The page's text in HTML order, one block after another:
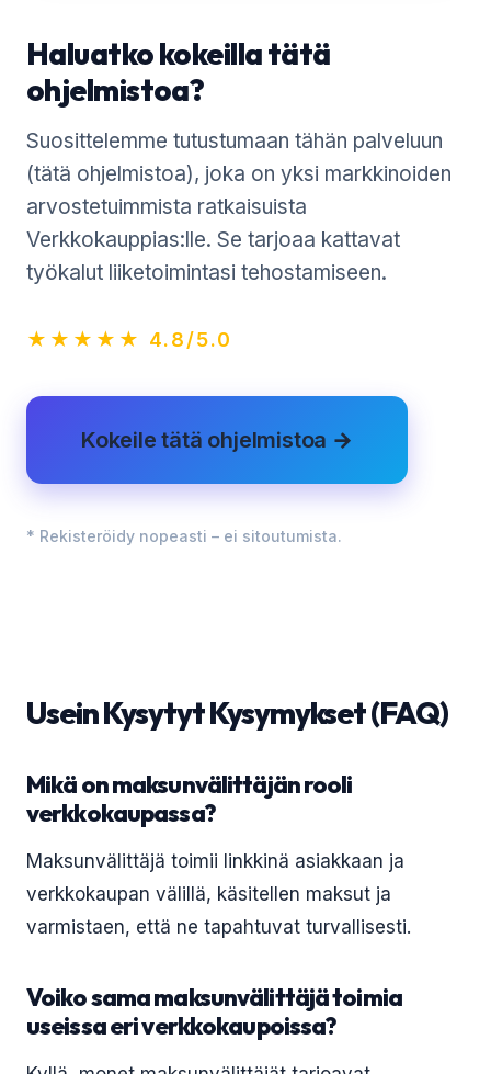
Haluatko kokeilla tätä
ohjelmistoa?
Suosittelemme tutustumaan tähän palveluun
(tätä ohjelmistoa), joka on yksi markkinoiden
arvostetuimmista ratkaisuista
Verkkokauppias:lle. Se tarjoaa kattavat
työkalut liiketoimintasi tehostamiseen.
★★★★★ 4.8/5.0
Kokeile tätä ohjelmistoa →
* Rekisteröidy nopeasti – ei sitoutumista.
Usein Kysytyt Kysymykset (FAQ)
Mikä on maksunvälittäjän rooli
verkkokaupassa?
Maksunvälittäjä toimii linkkinä asiakkaan ja
verkkokaupan välillä, käsitellen maksut ja
varmistaen, että ne tapahtuvat turvallisesti.
Voiko sama maksunvälittäjä toimia
useissa eri verkkokaupoissa?